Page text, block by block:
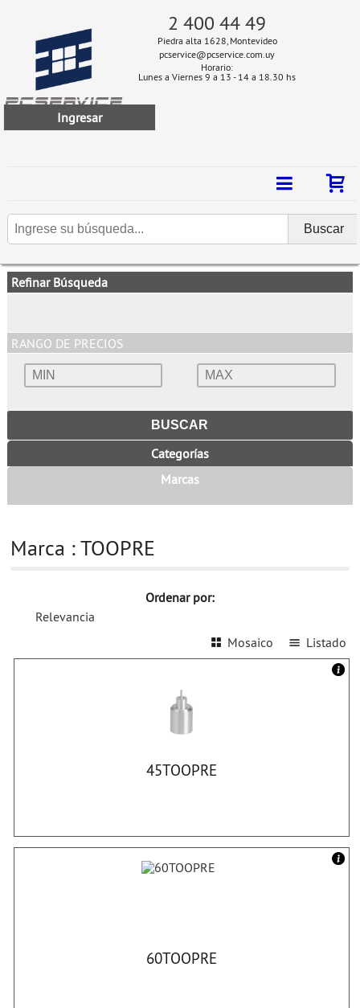
2 400 44 49
Piedra alta 1628, Montevideo
pcservice@pcservice.com.uy
Horario:
Lunes a Viernes 9 a 13 - 14 a 18.30 hs
Ingresar
Refinar Búsqueda
RANGO DE PRECIOS
Categorías
Marcas
Marca : TOOPRE
Ordenar por:
Relevancia
Listado
Mosaico
45TOOPRE
60TOOPRE